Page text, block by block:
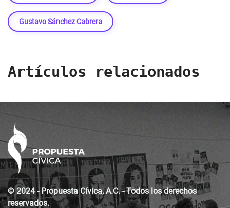
Gustavo Sánchez Cabrera
Artículos relacionados
© 2024 - Propuesta Cívica, A.C. - Todos los derechos
reservados.